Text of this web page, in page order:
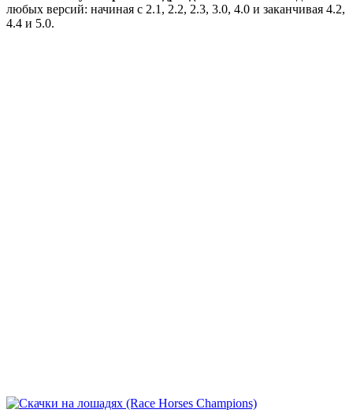
любых версий: начиная с 2.1, 2.2, 2.3, 3.0, 4.0 и заканчивая 4.2,
4.4 и 5.0.